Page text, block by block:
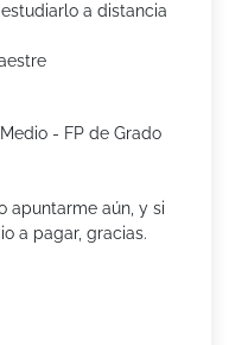
a distancia
- FP de Grado
apuntarme aún, y si
a pagar, gracias.